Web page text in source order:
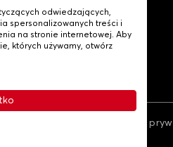
Polityka
odwiedzających,
spersonalizowanych treści i
na stronie internetowej. Aby
których używamy, otwórz